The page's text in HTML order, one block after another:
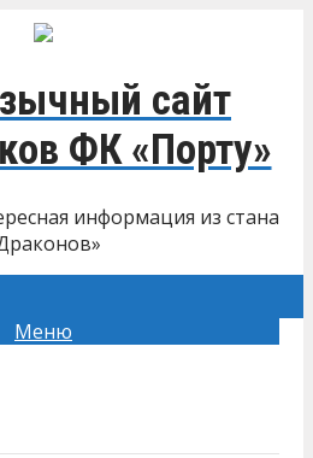
сайт
ФК «Порту»
информация из стана
Меню